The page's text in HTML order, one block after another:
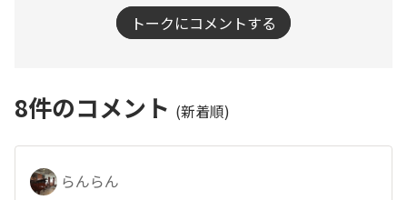
トークにコメントする
8件のコメント (新着順)
らんらん